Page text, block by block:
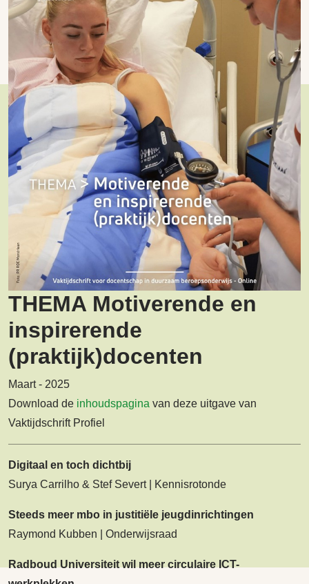
THEMA Motiverende en
inspirerende
(praktijk)docenten
Maart - 2025
Download de inhoudspagina van deze uitgave van
Vaktijdschrift Profiel
Digitaal en toch dichtbij
Surya Carrilho & Stef Severt | Kennisrotonde
Steeds meer mbo in justitiële jeugdinrichtingen
Raymond Kubben | Onderwijsraad
Radboud Universiteit wil meer circulaire ICT-